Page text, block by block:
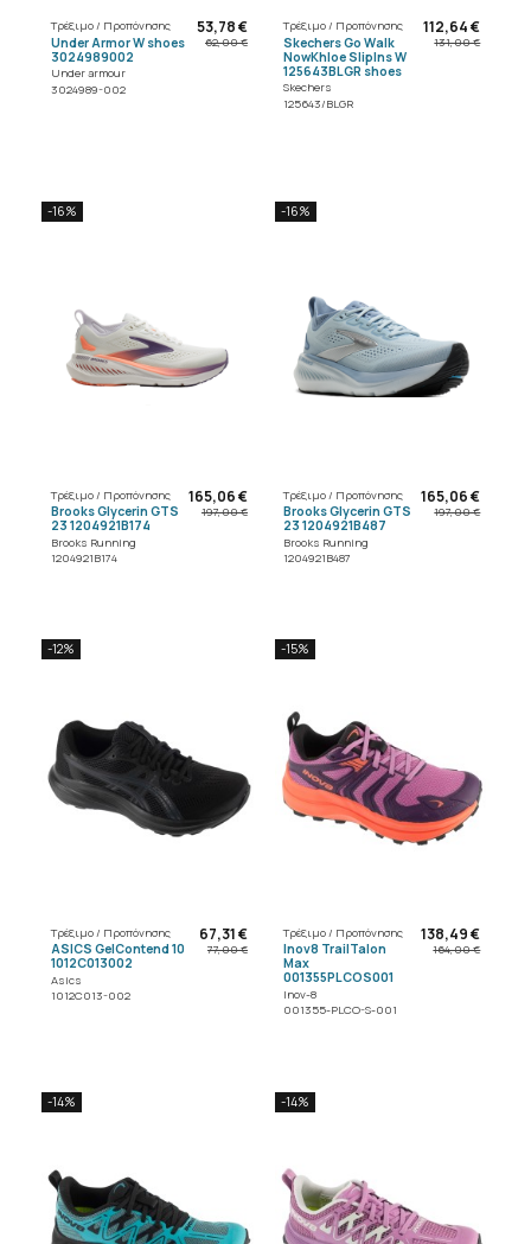
Τρέξιμο / Προπόνησης
Under Armor W shoes
3024989002
Under armour
3024989-002
53,78 €
62,00 €
Τρέξιμο / Προπόνησης
Skechers Go Walk
NowKhloe SlipIns W
125643BLGR shoes
Skechers
125643/BLGR
112,64 €
131,00 €
-16%
Τρέξιμο / Προπόνησης
Brooks Glycerin GTS
23 1204921B174
Brooks Running
1204921B174
165,06 €
197,00 €
-16%
Τρέξιμο / Προπόνησης
Brooks Glycerin GTS
23 1204921B487
Brooks Running
1204921B487
165,06 €
197,00 €
-12%
Τρέξιμο / Προπόνησης
ASICS GelContend 10
1012C013002
Asics
1012C013-002
67,31 €
77,00 €
-15%
Τρέξιμο / Προπόνησης
Inov8 TrailTalon
Max
001355PLCOS001
Inov-8
001355-PLCO-S-001
138,49 €
164,00 €
-14% -14%